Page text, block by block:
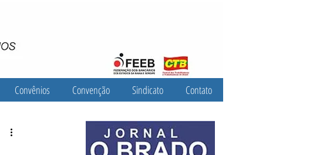
Convênios Convenção Sindicato Contato